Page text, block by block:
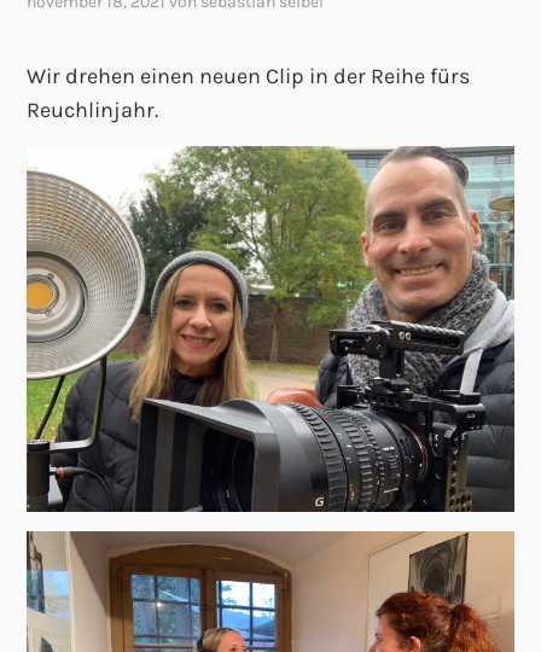
Wir drehen einen neuen Clip in der Reihe fürs
Reuchlinjahr.